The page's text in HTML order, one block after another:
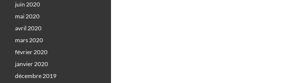
juin 2020
mai 2020
avril 2020
mars 2020
février 2020
janvier 2020
décembre 2019